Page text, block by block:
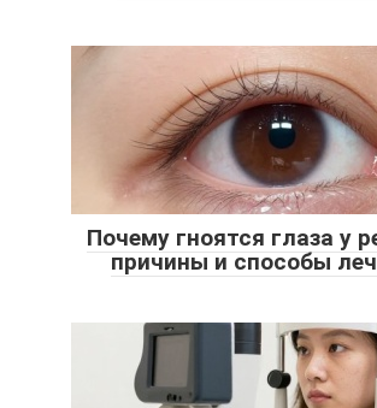
Почему гноятся глаза у
причины и способы